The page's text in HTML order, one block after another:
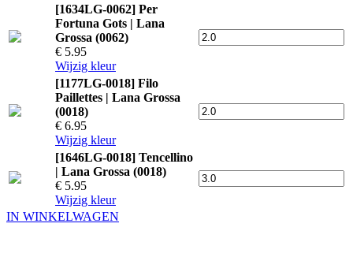
[1634LG-0062] Per
Fortuna Gots | Lana
Grossa (0062)
€ 5.95
Wijzig kleur
[1177LG-0018] Filo
Paillettes | Lana Grossa
(0018)
€ 6.95
Wijzig kleur
[1646LG-0018] Tencellino
| Lana Grossa (0018)
€ 5.95
Wijzig kleur
IN WINKELWAGEN